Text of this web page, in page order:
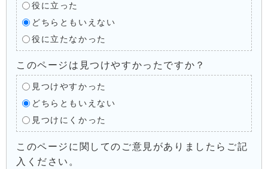
役に立った
どちらともいえない
役に立たなかった
このページは見つけやすかったですか？
見つけやすかった
どちらともいえない
見つけにくかった
このページに関してのご意見がありましたらご記
入ください。